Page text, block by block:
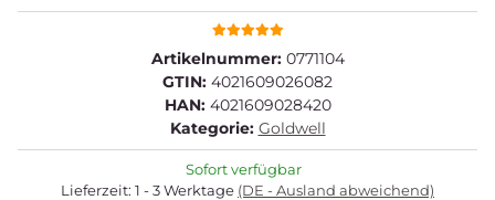
Artikelnummer: 0771104
GTIN: 4021609026082
HAN: 4021609028420
Kategorie: Goldwell
Sofort verfügbar
Lieferzeit: 1 - 3 Werktage (DE - Ausland abweichend)